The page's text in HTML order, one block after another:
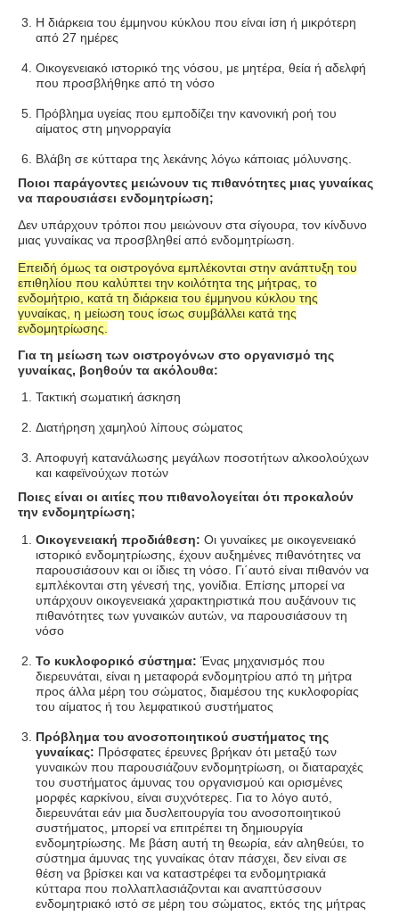
Η διάρκεια του έμμηνου κύκλου που είναι ίση ή μικρότερη
από 27 ημέρες
Οικογενειακό ιστορικό της νόσου, με μητέρα, θεία ή αδελφή
που προσβλήθηκε από τη νόσο
Πρόβλημα υγείας που εμποδίζει την κανονική ροή του
αίματος στη μηνορραγία
Βλάβη σε κύτταρα της λεκάνης λόγω κάποιας μόλυνσης
Ποιοι παράγοντες μειώνουν τις πιθανότητες μιας γυναίκας
να παρουσιάσει ενδομητρίωση;
Δεν υπάρχουν τρόποι που μειώνουν στα σίγουρα, τον κίνδυνο
μιας γυναίκας να προσβληθεί από ενδομητρίωση.
Επειδή όμως τα οιστρογόνα εμπλέκονται στην ανάπτυξη του
επιθηλίου που καλύπτει την κοιλότητα της μήτρας, το
ενδομήτριο, κατά τη διάρκεια του έμμηνου κύκλου της
γυναίκας, η μείωση τους ίσως συμβάλλει κατά της
ενδομητρίωσης.
Για τη μείωση των οιστρογόνων στο οργανισμό της
γυναίκας, βοηθούν τα ακόλουθα:
Τακτική σωματική άσκηση
Διατήρηση χαμηλού λίπους σώματος
Αποφυγή κατανάλωσης μεγάλων ποσοτήτων αλκοολούχων
και καφεϊνούχων ποτών
Ποιες είναι οι αιτίες που πιθανολογείται ότι προκαλούν
την ενδομητρίωση;
Οικογενειακή προδιάθεση: Οι γυναίκες με οικογενειακό
ιστορικό ενδομητρίωσης, έχουν αυξημένες πιθανότητες να
παρουσιάσουν και οι ίδιες τη νόσο. Γι΄αυτό είναι πιθανόν να
εμπλέκονται στη γένεσή της, γονίδια. Επίσης μπορεί να
υπάρχουν οικογενειακά χαρακτηριστικά που αυξάνουν τις
πιθανότητες των γυναικών αυτών, να παρουσιάσουν τη
νόσο
Το κυκλοφορικό σύστημα: Ένας μηχανισμός που
διερευνάται, είναι η μεταφορά ενδομητρίου από τη μήτρα
προς άλλα μέρη του σώματος, διαμέσου της κυκλοφορίας
του αίματος ή του λεμφατικού συστήματος
Πρόβλημα του ανοσοποιητικού συστήματος της
γυναίκας: Πρόσφατες έρευνες βρήκαν ότι μεταξύ των
γυναικών που παρουσιάζουν ενδομητρίωση, οι διαταραχές
του συστήματος άμυνας του οργανισμού και ορισμένες
μορφές καρκίνου, είναι συχνότερες. Για το λόγο αυτό,
διερευνάται εάν μια δυσλειτουργία του ανοσοποιητικού
συστήματος, μπορεί να επιτρέπει τη δημιουργία
ενδομητρίωσης. Με βάση αυτή τη θεωρία, εάν αληθεύει, το
σύστημα άμυνας της γυναίκας όταν πάσχει, δεν είναι σε
θέση να βρίσκει και να καταστρέφει τα ενδομητριακά
κύτταρα που πολλαπλασιάζονται και αναπτύσσουν
ενδομητριακό ιστό σε μέρη του σώματος, εκτός της μήτρας